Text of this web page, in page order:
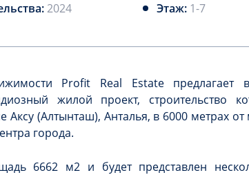
2024 Этаж: 1-7
Profit Real Estate предлагает
жилой проект, строительство
Аксу (Алтынташ), Анталья, в 6000 метрах
города.
6662 м2 и будет представлен